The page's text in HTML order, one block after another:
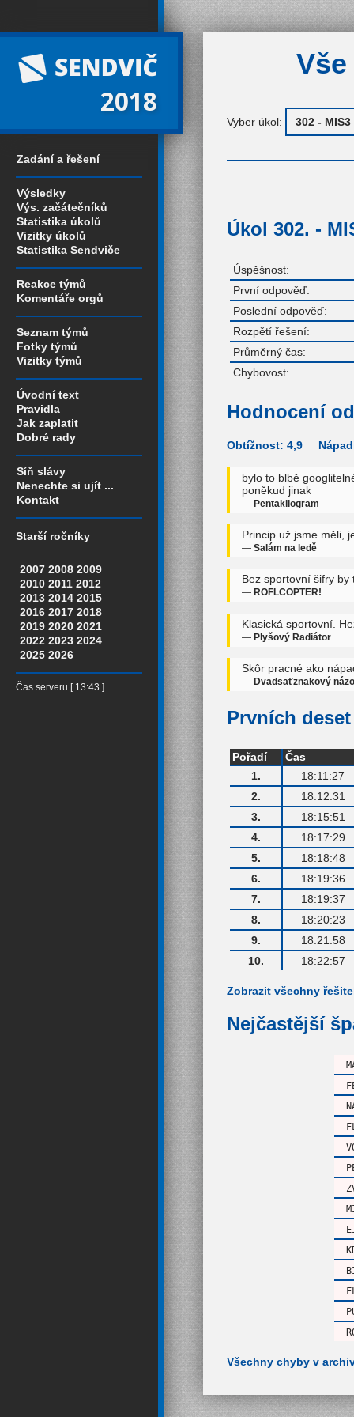
2018
Zadání a řešení
Výsledky
Výs. začátečníků
Statistika úkolů
Vizitky úkolů
Statistika Sendviče
Reakce týmů
Komentáře orgů
Seznam týmů
Fotky týmů
Vizitky týmů
Úvodní text
Pravidla
Jak zaplatit
Dobré rady
Síň slávy
Nenechte si ujít ...
Kontakt
Starší ročníky
2007 2008 2009
2010 2011 2012
2013 2014 2015
2016 2017 2018
2019 2020 2021
2022 2023 2024
2025 2026
Čas serveru [ 13:43 ]
Vyber úkol:
Úkol 302. -
Úspěšnost:
První odpověď:
Poslední odpověď:
Rozpětí řešení:
Průměrný čas:
Chybovost:
Hodnocení
Obtížnost: 4,9
bylo to blbě
poněkud jinak
— Pentakilogram
Princip už jsme měli,
— Salám na ledě
Bez sportovní šifry by
— ROFLCOPTER!
Klasická sportovní.
— Plyšový Radiátor
Skôr pracné ako
— Dvadsaťznakový
Prvních
Pořadí
Čas
1.
18:11:27
2.
18:12:31
3.
18:15:51
4.
18:17:29
5.
18:18:48
6.
18:19:36
7.
18:19:37
8.
18:20:23
9.
18:21:58
10.
18:22:57
Zobrazit všechny
Nejčastější
Všechny chyby v